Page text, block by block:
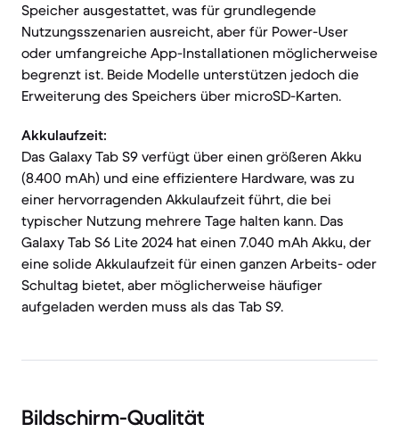
Speicher ausgestattet, was für grundlegende
Nutzungsszenarien ausreicht, aber für Power-User
oder umfangreiche App-Installationen möglicherweise
begrenzt ist. Beide Modelle unterstützen jedoch die
Erweiterung des Speichers über microSD-Karten.
Akkulaufzeit:
Das Galaxy Tab S9 verfügt über einen größeren Akku
(8.400 mAh) und eine effizientere Hardware, was zu
einer hervorragenden Akkulaufzeit führt, die bei
typischer Nutzung mehrere Tage halten kann. Das
Galaxy Tab S6 Lite 2024 hat einen 7.040 mAh Akku, der
eine solide Akkulaufzeit für einen ganzen Arbeits- oder
Schultag bietet, aber möglicherweise häufiger
aufgeladen werden muss als das Tab S9.
Bildschirm-Qualität